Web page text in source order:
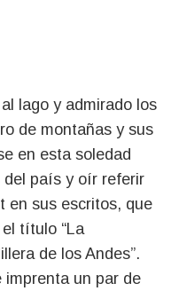
lago y admirado los
de montañas y sus
en esta soledad
del país y oír referir
en sus escritos, que
título “La
de los Andes”.
imprenta un par de